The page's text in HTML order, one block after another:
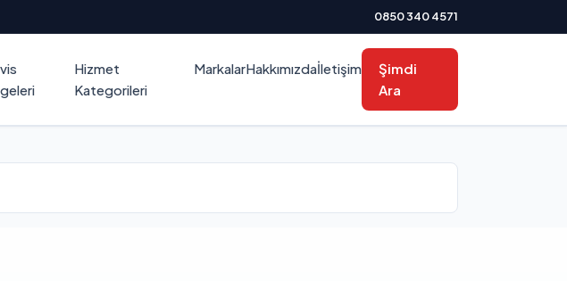
0850 340 4571
Hizmet
Kategorileri
MarkalarHakkımızdaİletişim
Şimdi
Ara